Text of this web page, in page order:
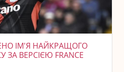
ІМ'Я НАЙКРАЩОГО
ЗА ВЕРСІЄЮ FRANCE